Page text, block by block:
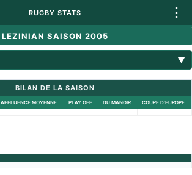
RUGBY STATS ⋮
LEZINIAN SAISON 2005
▼
BILAN DE LA SAISON
AFFLUENCE MOYENNE PLAY OFF DU MANOIR COUPE D'EUROPE